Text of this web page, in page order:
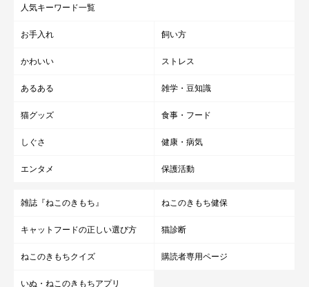
人気キーワード一覧
お手入れ 飼い方
かわいい ストレス
あるある 雑学・豆知識
猫グッズ 食事・フード
しぐさ 健康・病気
エンタメ 保護活動
雑誌『ねこのきもち』 ねこのきもち健保
キャットフードの正しい選び方 猫診断
ねこのきもちクイズ 購読者専用ページ
いぬ・ねこのきもちアプリ